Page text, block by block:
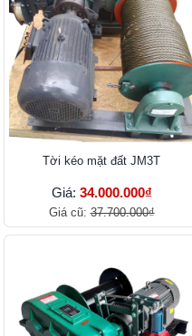
Tời kéo mặt đất JM3T
Giá: 34.000.000₫
Giá cũ:37.700.000₫